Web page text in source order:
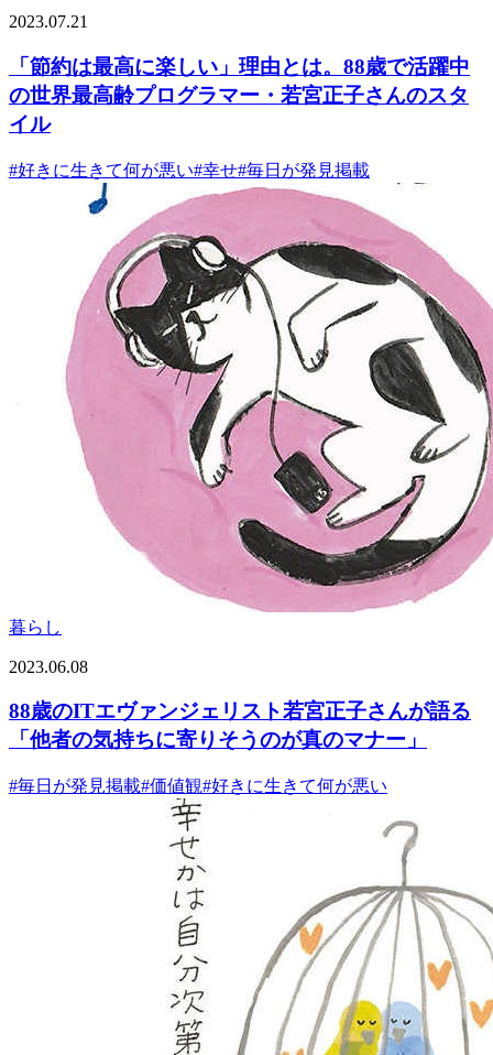
2023.07.21
「節約は最高に楽しい」理由とは。88歳で活躍中
の世界最高齢プログラマー・若宮正子さんのスタ
イル
#好きに生きて何が悪い#幸せ#毎日が発見掲載
暮らし
2023.06.08
88歳のITエヴァンジェリスト若宮正子さんが語る
「他者の気持ちに寄りそうのが真のマナー」
#毎日が発見掲載#価値観#好きに生きて何が悪い